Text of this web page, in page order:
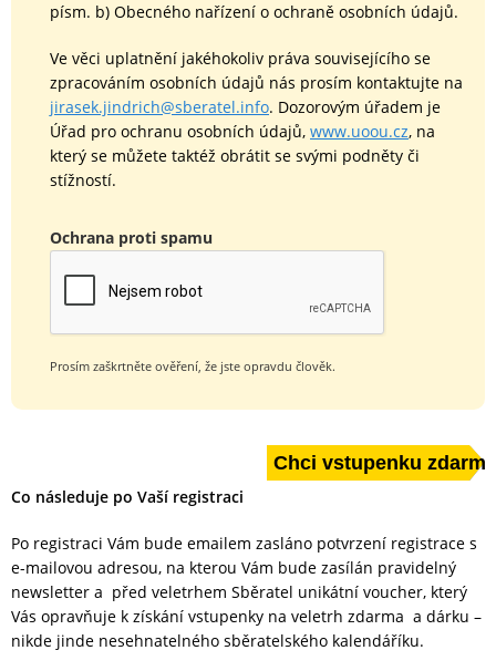
písm. b) Obecného nařízení o ochraně osobních údajů.
Ve věci uplatnění jakéhokoliv práva souvisejícího se
zpracováním osobních údajů nás prosím kontaktujte na
jirasek.jindrich@sberatel.info. Dozorovým úřadem je
Úřad pro ochranu osobních údajů, www.uoou.cz, na
který se můžete taktéž obrátit se svými podněty či
stížností.
Ochrana proti spamu
Prosím zaškrtněte ověření, že jste opravdu člověk.
Co následuje po Vaší registraci
Po registraci Vám bude emailem zasláno potvrzení registrace s
e-mailovou adresou, na kterou Vám bude zasílán pravidelný
newsletter a před veletrhem Sběratel unikátní voucher, který
Vás opravňuje k získání vstupenky na veletrh zdarma a dárku –
nikde jinde nesehnatelného sběratelského kalendáříku.